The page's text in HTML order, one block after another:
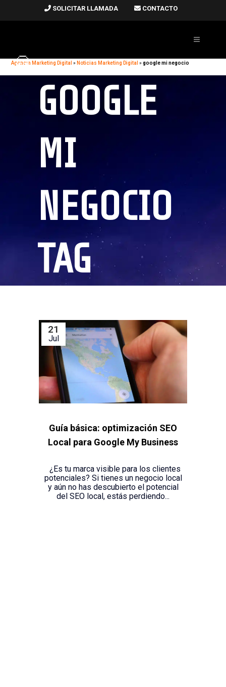
SOLICITAR LLAMADA CONTACTO
Agencia Marketing Digital » Noticias Marketing Digital »google mi negocio
GOOGLE
MI
NEGOCIO
TAG
21
Jul
Guía básica: optimización SEO
Local para Google My Business
¿Es tu marca visible para los clientes
potenciales? Si tienes un negocio local
y aún no has descubierto el potencial
del SEO local, estás perdiendo...